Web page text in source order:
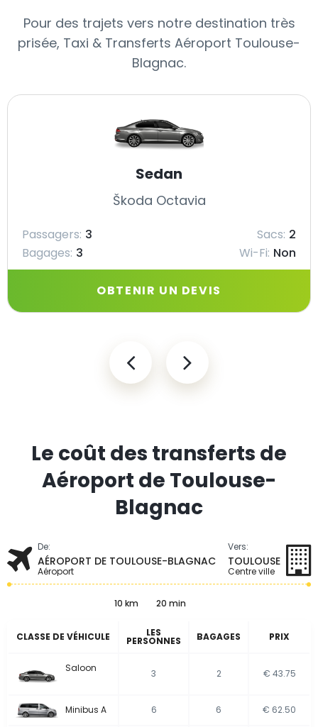
Pour des trajets vers notre destination très
prisée, Taxi & Transferts Aéroport Toulouse-
Blagnac.
Sedan
Škoda Octavia
Passagers: 3 Sacs: 2
Bagages: 3 Wi-Fi: Non
OBTENIR UN DEVIS
Le coût des transferts de
Aéroport de Toulouse-
Blagnac
De:
AÉROPORT DE TOULOUSE-BLAGNAC
Aéroport
Vers:
TOULOUSE
Centre ville
10 km 20 min
CLASSE DE VÉHICULE LES
PERSONNES BAGAGES PRIX
Saloon 3 2 € 43.75
Minibus A 6 6 € 62.50